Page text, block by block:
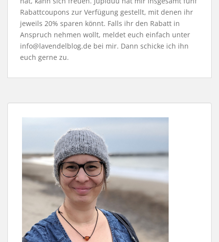
Rabattcoupons zur Verfügung gestellt, mit denen ihr
jeweils 20% sparen könnt. Falls ihr den Rabatt in
Anspruch nehmen wollt, meldet euch einfach unter
info@lavendelblog.de bei mir. Dann schicke ich ihn
euch gerne zu.